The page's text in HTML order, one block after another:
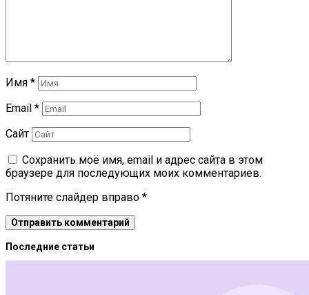
Имя *
Email *
Сайт
Сохранить моё имя, email и адрес сайта в этом
браузере для последующих моих комментариев.
Потяните слайдер вправо *
Последние статьи